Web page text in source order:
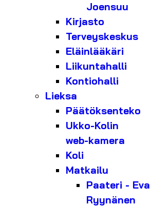
Joensuu
Kirjasto
Terveyskeskus
Eläinlääkäri
Liikuntahalli
Kontiohalli
Lieksa
Päätöksenteko
Ukko-Kolin
web-kamera
Koli
Matkailu
Paateri - Eva
Ryynänen